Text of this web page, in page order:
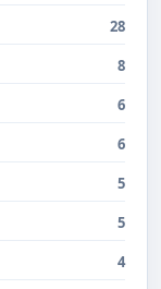
28
8
6
6
5
5
4